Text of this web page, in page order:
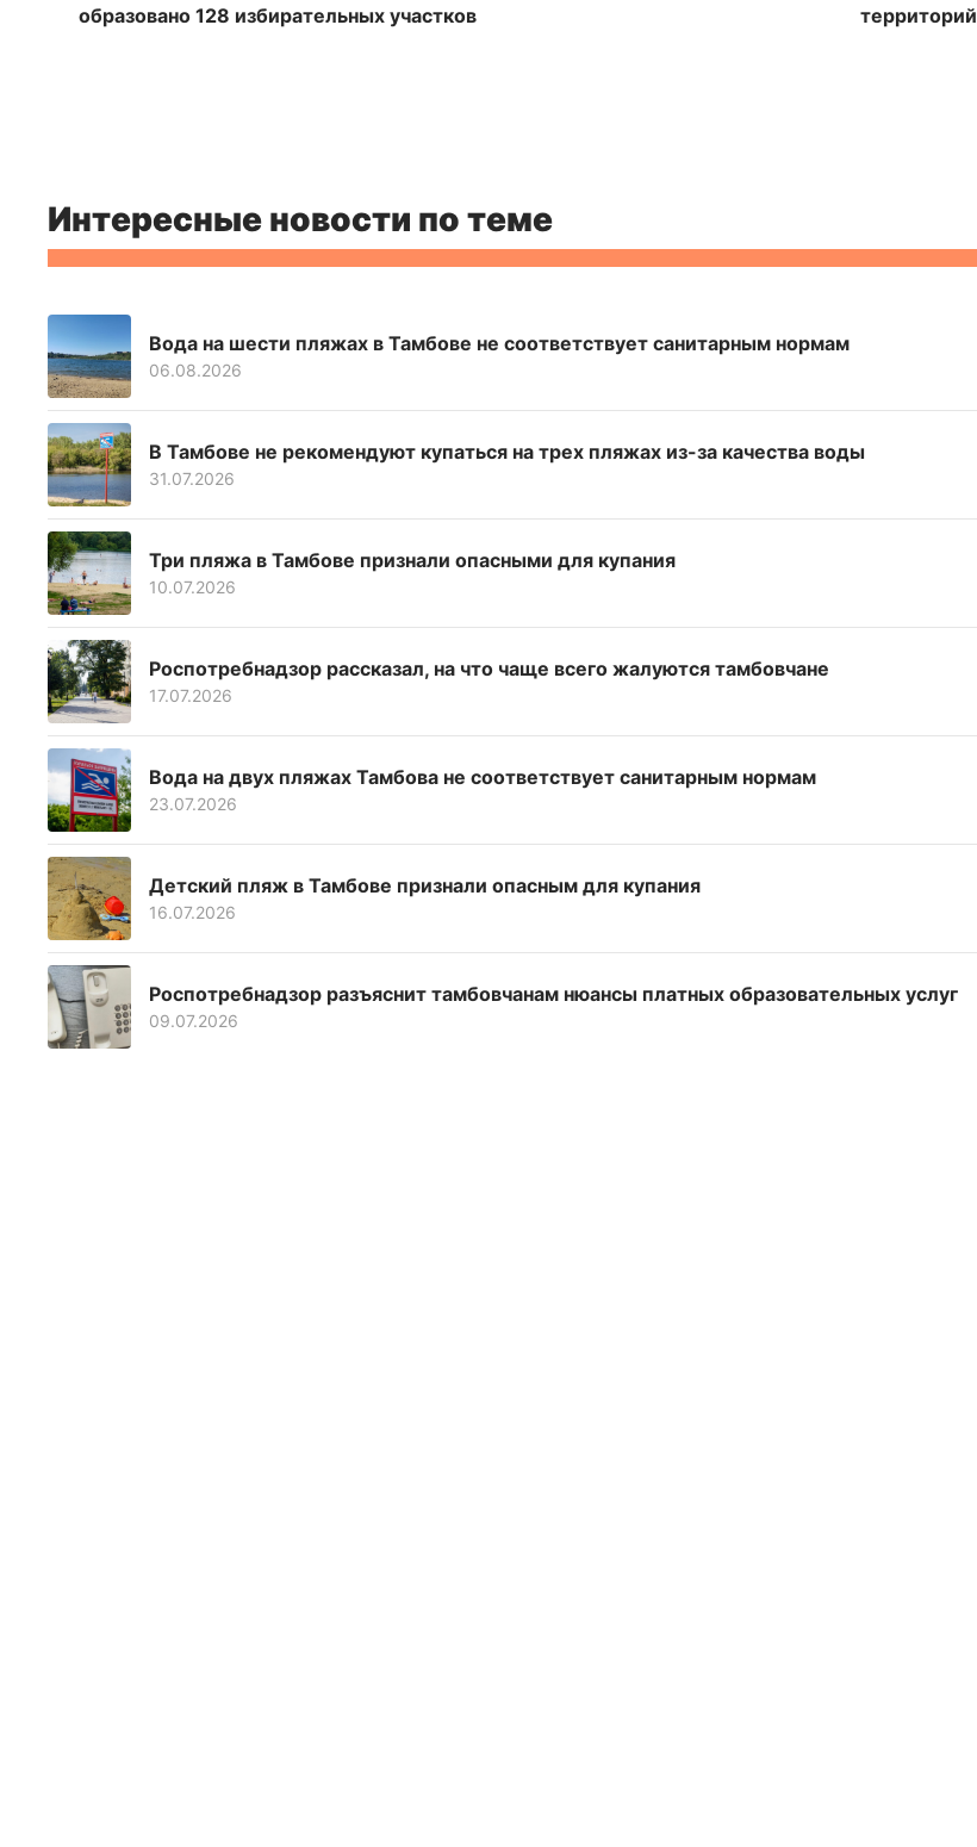
образовано 128 избирательных участков
территорий
Интересные новости по теме
Вода на шести пляжах в Тамбове не соответствует санитарным нормам
06.08.2026
В Тамбове не рекомендуют купаться на трех пляжах из-за качества воды
31.07.2026
Три пляжа в Тамбове признали опасными для купания
10.07.2026
Роспотребнадзор рассказал, на что чаще всего жалуются тамбовчане
17.07.2026
Вода на двух пляжах Тамбова не соответствует санитарным нормам
23.07.2026
Детский пляж в Тамбове признали опасным для купания
16.07.2026
Роспотребнадзор разъяснит тамбовчанам нюансы платных образовательных услуг
09.07.2026